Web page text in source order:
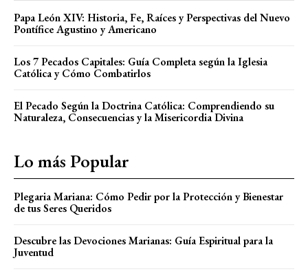
Papa León XIV: Historia, Fe, Raíces y Perspectivas del Nuevo
Pontífice Agustino y Americano
Los 7 Pecados Capitales: Guía Completa según la Iglesia
Católica y Cómo Combatirlos
El Pecado Según la Doctrina Católica: Comprendiendo su
Naturaleza, Consecuencias y la Misericordia Divina
Lo más Popular
Plegaria Mariana: Cómo Pedir por la Protección y Bienestar
de tus Seres Queridos
Descubre las Devociones Marianas: Guía Espiritual para la
Juventud